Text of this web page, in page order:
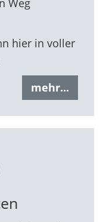
hier in voller
mehr...